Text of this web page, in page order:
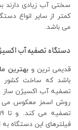
سختی آب زیادی دارند
کمتر از سایر انواع
می باشد.
دستگاه تصفیه آب
قدیمی ترین و بهترین
باشد که ساخت کشور
فیلترهای این دستگاه